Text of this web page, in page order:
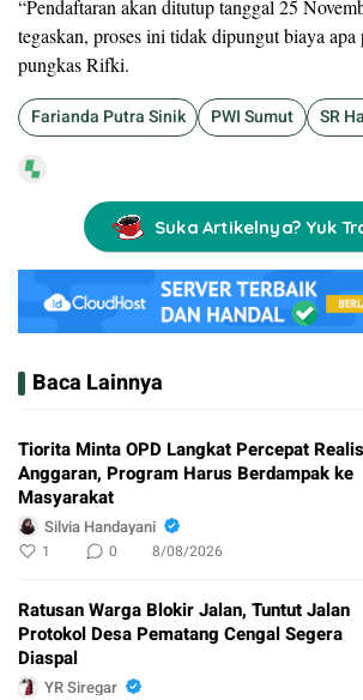
“Pendaftaran akan ditutup tanggal 25
tegaskan, proses ini tidak dipungut biaya apa
pungkas Rifki.
Farianda Putra Sinik PWI Sumut SR
Suka Artikelnya? Yuk
Baca Lainnya
Tiorita Minta OPD Langkat Percepat
Anggaran, Program Harus Berdampak ke
Masyarakat
Silvia Handayani
1 0 8/08/2026
Ratusan Warga Blokir Jalan, Tuntut Jalan
Protokol Desa Pematang Cengal Segera
Diaspal
YR Siregar